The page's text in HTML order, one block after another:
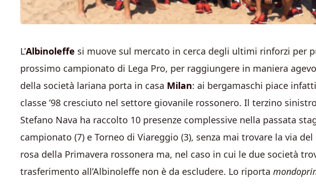
L’Albinoleffe si muove sul mercato in cerca degli ultimi rinforzi per
prossimo campionato di Lega Pro, per raggiungere in maniera
della società lariana porta in casa Milan: ai bergamaschi piace
classe ’98 cresciuto nel settore giovanile rossonero. Il terzino
Stefano Nava ha raccolto 10 presenze complessive nella passata
campionato (7) e Torneo di Viareggio (3), senza mai trovare la via
rosa della Primavera rossonera ma, nel caso in cui le due società
trasferimento all’Albinoleffe non è da escludere. Lo riporta